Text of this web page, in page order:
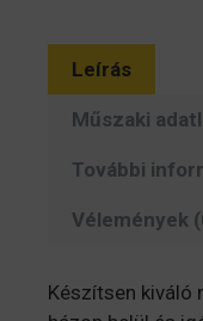
Leírás
Műszaki
További
Vélemények
Készítsen kiváló